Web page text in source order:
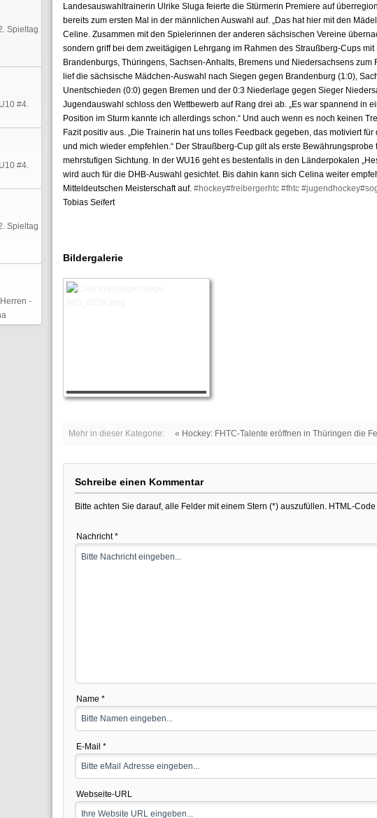
Landesauswahltrainerin Ulrike Sluga feierte die Stürmerin Premiere auf
bereits zum ersten Mal in der männlichen Auswahl auf. „Das hat hier mit den
Celine. Zusammen mit den Spielerinnen der anderen sächsischen Vereine
sondern griff bei dem zweitägigen Lehrgang im Rahmen des Straußberg-Cups
Brandenburgs, Thüringens, Sachsen-Anhalts, Bremens und Niedersachsens
lief die sächsische Mädchen-Auswahl nach Siegen gegen Brandenburg (1:0),
Unentschieden (0:0) gegen Bremen und der 0:3 Niederlage gegen Sieger
Jugendauswahl schloss den Wettbewerb auf Rang drei ab. „Es war spannend in
Position im Sturm kannte ich allerdings schon.“ Und auch wenn es noch keinen
Fazit positiv aus. „Die Trainerin hat uns tolles Feedback gegeben, das motiviert
und mich wieder empfehlen.“ Der Straußberg-Cup gilt als erste
mehrstufigen Sichtung. In der WU16 geht es bestenfalls in den Länderpokalen
wird auch für die DHB-Auswahl gesichtet. Bis dahin kann sich Celina weiter
Mitteldeutschen Meisterschaft auf. #hockey#freibergerhtc #fhtc #jugendhockey
Tobias Seifert
Bildergalerie
Mehr in dieser Kategorie: « Hockey: FHTC-Talente eröffnen in Thüringen die
Schreibe einen Kommentar
Bitte achten Sie darauf, alle Felder mit einem Stern (*) auszufüllen. HTML-Code
Nachricht *
Name *
E-Mail *
Webseite-URL
Spieltag
#4.
#4.
Spieltag
-